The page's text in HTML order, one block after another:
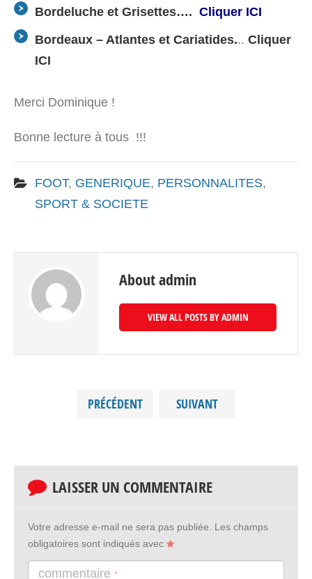
Bordeluche et Grisettes…. Cliquer ICI
Bordeaux – Atlantes et Cariatides... Cliquer
ICI
Merci Dominique !
Bonne lecture à tous !!!
FOOT, GENERIQUE, PERSONNALITES,
SPORT & SOCIETE
About admin
VIEW ALL POSTS BY ADMIN
PRÉCÉDENT SUIVANT
LAISSER UN COMMENTAIRE
Votre adresse e-mail ne sera pas publiée.
Les champs
obligatoires sont indiqués avec
commentaire *